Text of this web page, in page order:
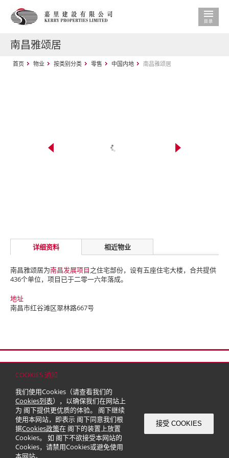
COOKIES 通知
我们使用Cookies（请查看我们的
Cookies列表），以确保我们在网站上
为 阁下提供更优质的体验。 阁下继续
使用本网站，即表示 阁下同意我们根
据Cookies政策在 阁下的装置上放置
Cookies。 如 阁下不欲接受本网站的
Cookies，请禁用Cookies或避免使用
本网站。
接受 COOKIES
南昌雅颂居
首页 物业 按类别分类 零售 中国内地 南昌雅颂居
详细资料 相近物业
南昌雅颂居为南昌发展项目之住宅部份，设有五座住宅大楼，合共提供
436个单位，项目已于二零一六年落成。
地址
南昌市红谷滩区翠林路667号
© 2026 嘉里建设有限公司 (于百慕达注册成立之有限公司)